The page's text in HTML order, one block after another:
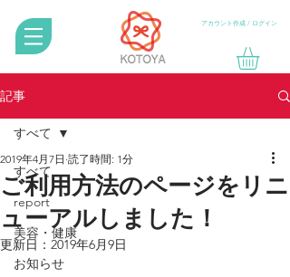
アカウント作成 / ログイン
記事
すべて
report
美容・健康
お知らせ
すべて
ご利用方法のページをリニ
ューアルしました！
2019年4月7日 読了時間: 1分
更新日： 2019年6月9日